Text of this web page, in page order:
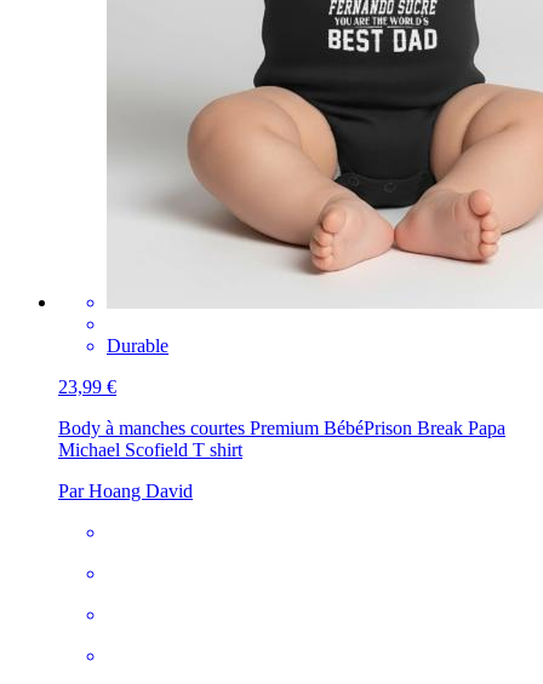
Durable
23,99 €
Body à manches courtes Premium BébéPrison Break Papa
Michael Scofield T shirt
Par Hoang David